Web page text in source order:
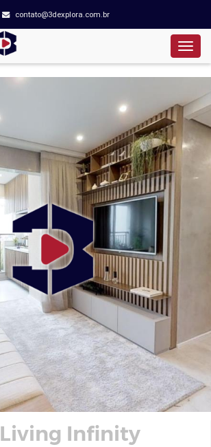
contato@3dexplora.com.br
Living Infinity